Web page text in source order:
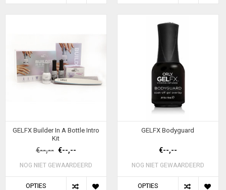
GELFX Builder In A Bottle Intro
Kit
€--,-- €--,--
NOG NIET GEWAARDEERD
OPTIES
GELFX Bodyguard
€--,--
NOG NIET GEWAARDEERD
OPTIES